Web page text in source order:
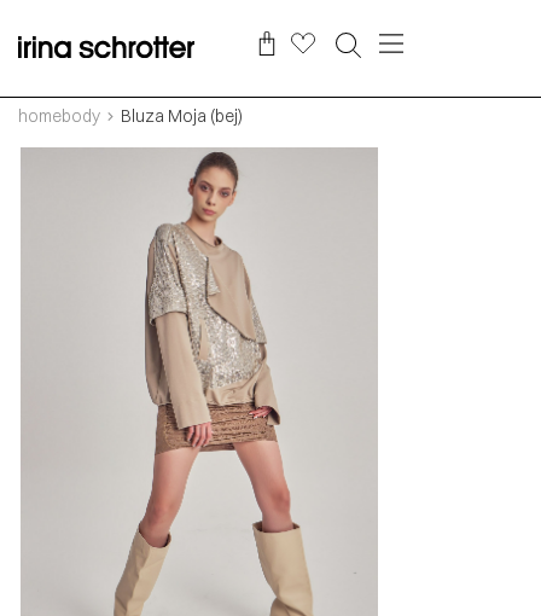
homebody Bluza Moja (bej)